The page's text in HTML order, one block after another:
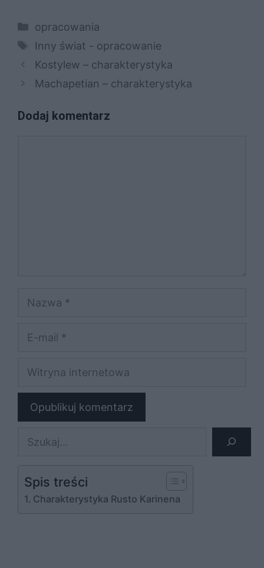
Kategorie
opracowania
Tagi
Inny świat - opracowanie
Kostylew – charakterystyka
Machapetian – charakterystyka
Dodaj komentarz
Nazwa
Witryna
Szukaj
Spis treści
Charakterystyka Rusto Karinena